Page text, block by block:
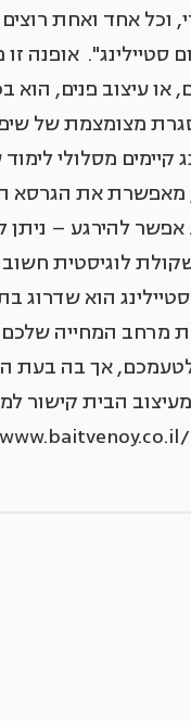
וכל אחד ואחת
סטיילינג". אופנה
או עיצוב פנים, הוא
מצומצמת של
קיימים מסלולי
מאפשרת את
אפשר להירגע –
לוגיסטית
הוא שדרוג
מרחב המחייה
אך בה בעת
הבית קישור